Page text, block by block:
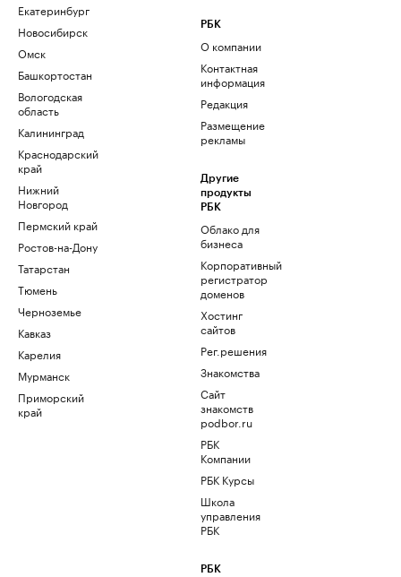
Екатеринбург
Новосибирск
Омск
Башкортостан
Вологодская
область
Калининград
Краснодарский
край
Нижний
Новгород
Пермский край
Ростов-на-Дону
Татарстан
Тюмень
Черноземье
Кавказ
Карелия
Мурманск
Приморский
край
РБК
О компании
Контактная
информация
Редакция
Размещение
рекламы
Другие
продукты
РБК
Облако для
бизнеса
Корпоративный
регистратор
доменов
Хостинг
сайтов
Рег.решения
Знакомства
Сайт
знакомств
podbor.ru
РБК
Компании
РБК Курсы
Школа
управления
РБК
РБК